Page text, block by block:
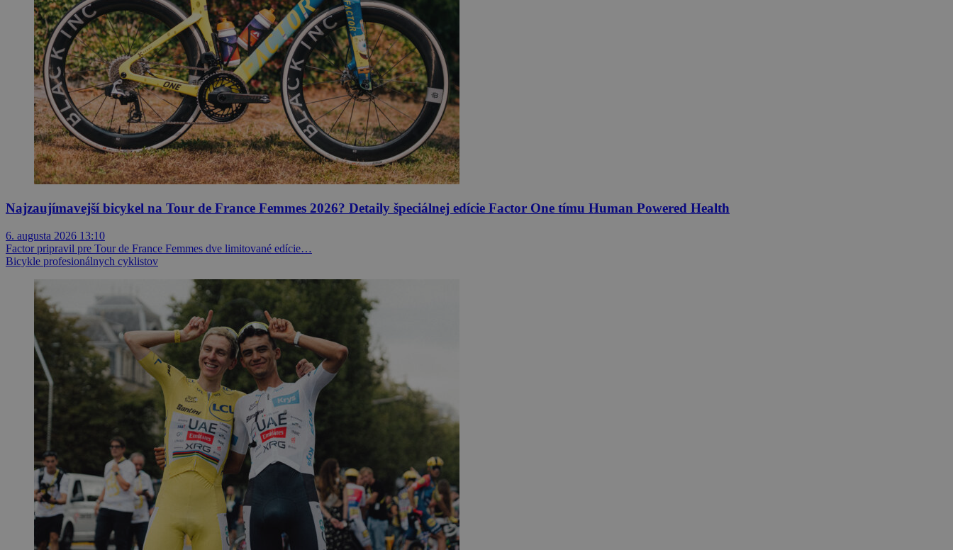
Najzaujímavejší bicykel na Tour de France Femmes 2026? Detaily špeciálnej edície Factor One tímu Human Powered Health
6. augusta 2026 13:10
Factor pripravil pre Tour de France Femmes dve limitované edície…
Bicykle profesionálnych cyklistov